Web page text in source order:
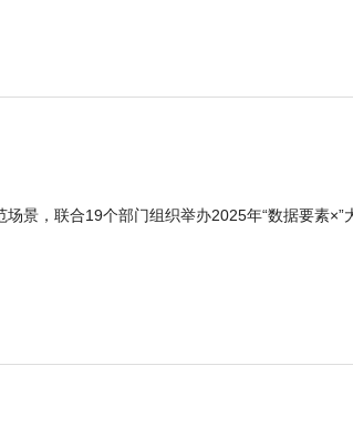
景，联合19个部门组织举办2025年“数据要素×”